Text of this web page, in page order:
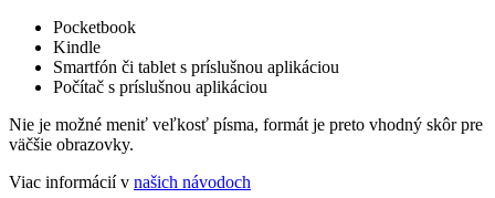
Pocketbook
Kindle
Smartfón či tablet s príslušnou aplikáciou
Počítač s príslušnou aplikáciou
Nie je možné meniť veľkosť písma, formát je preto vhodný skôr pre
väčšie obrazovky.
Viac informácií v našich návodoch